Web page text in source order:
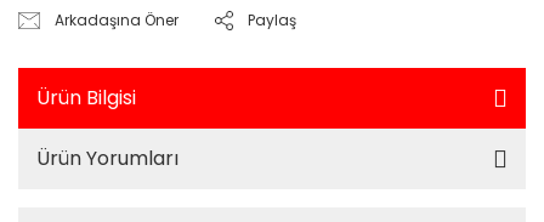
Arkadaşına Öner Paylaş
Ürün Bilgisi
Ürün Yorumları